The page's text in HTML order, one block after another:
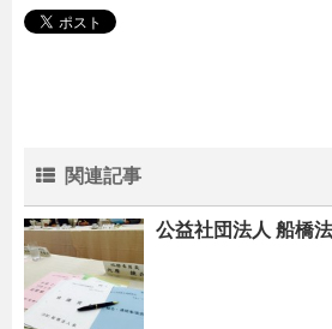
関連記事
公益社団法人 船橋